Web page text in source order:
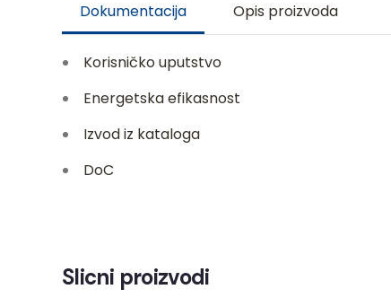
Dokumentacija Opis proizvoda
Korisničko uputstvo
Energetska efikasnost
Izvod iz kataloga
DoC
Slicni proizvodi